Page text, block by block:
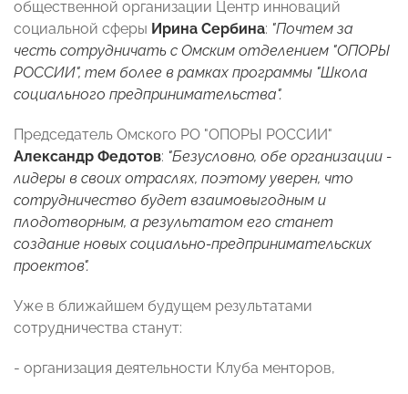
общественной организации Центр инноваций
социальной сферы Ирина Сербина: "Почтем за
честь сотрудничать с Омским отделением "ОПОРЫ
РОССИИ", тем более в рамках программы "Школа
социального предпринимательства".
Председатель Омского РО "ОПОРЫ РОССИИ"
Александр Федотов: "Безусловно, обе организации -
лидеры в своих отраслях, поэтому уверен, что
сотрудничество будет взаимовыгодным и
плодотворным, а результатом его станет
создание новых социально-предпринимательских
проектов".
Уже в ближайшем будущем результатами
сотрудничества станут:
- организация деятельности Клуба менторов,